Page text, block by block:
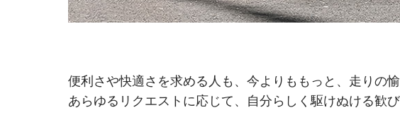
便利さや快適さを求める人も、今よりももっと、走りの愉
あらゆるリクエストに応じて、自分らしく駆けぬける歓